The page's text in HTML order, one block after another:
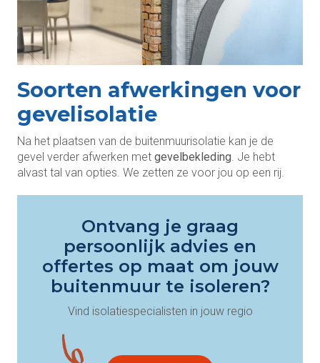
Soorten afwerkingen voor
gevelisolatie
Na het plaatsen van de buitenmuurisolatie kan je de
gevel verder afwerken met gevelbekleding . Je hebt
alvast tal van opties. We zetten ze voor jou op een rij.
Ontvang je graag
persoonlijk advies en
offertes op maat om jouw
buitenmuur te isoleren?
Vind isolatiespecialisten in jouw regio